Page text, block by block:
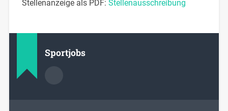
Stellenanzeige als PDF: Stellenausschreibung
Sportjobs